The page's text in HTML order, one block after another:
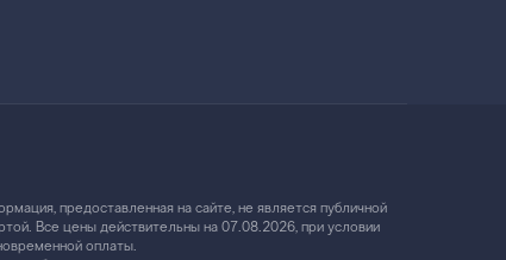
предоставленная на сайте, не является публичной
Все цены действительны на 07.08.2026, при условии
оплаты.